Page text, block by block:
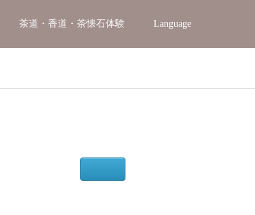
茶道・香道・茶懐石体験 Language